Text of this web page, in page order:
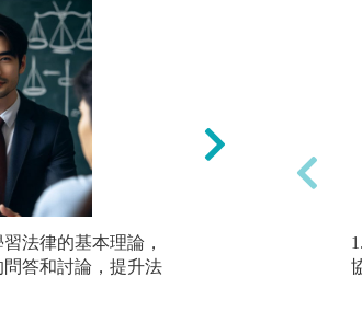
法律的基本理論，
答和討論，提升法
實務案
如何把